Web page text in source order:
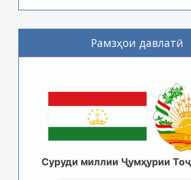
Рамзҳои давлатӣ
Суруди миллии Ҷумҳурии